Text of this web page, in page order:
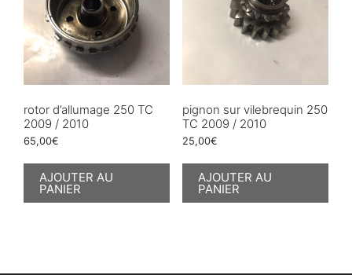
rotor d’allumage 250 TC
2009 / 2010
65,00€
AJOUTER AU
PANIER
pignon sur vilebrequin 250
TC 2009 / 2010
25,00€
AJOUTER AU
PANIER